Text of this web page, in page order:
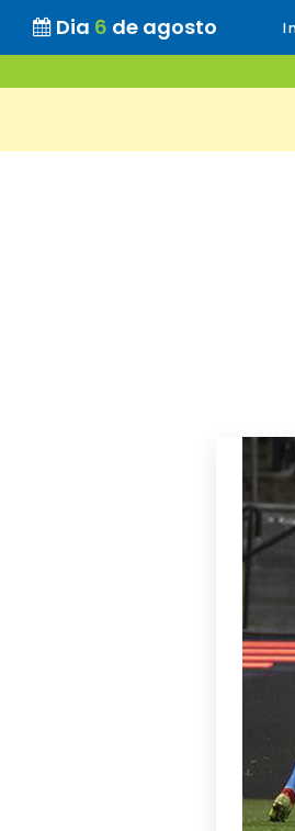
Dia 6 de agosto